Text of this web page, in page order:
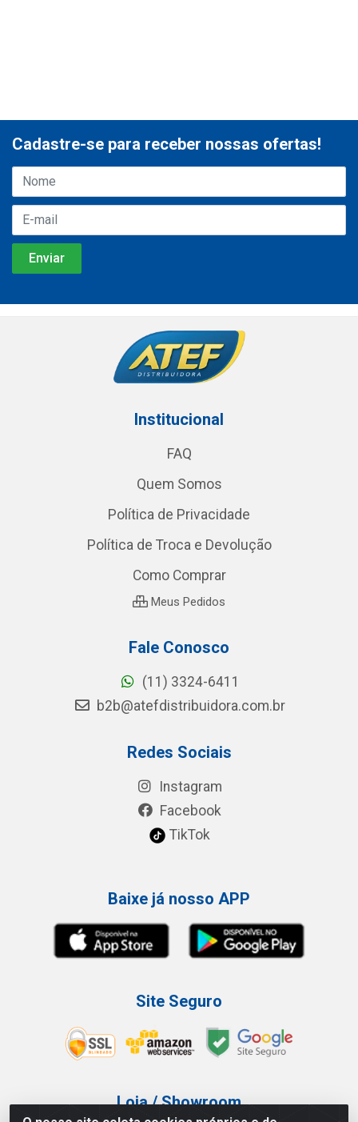
Cadastre-se para receber nossas ofertas!
Institucional
FAQ
Quem Somos
Política de Privacidade
Política de Troca e Devolução
Como Comprar
Meus Pedidos
Fale Conosco
(11) 3324-6411
b2b@atefdistribuidora.com.br
Redes Sociais
Instagram
Facebook
TikTok
Baixe já nosso APP
Site Seguro
Loja / Showroom